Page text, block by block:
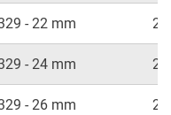
- 22 mm 22
- 24 mm 24
- 26 mm 26